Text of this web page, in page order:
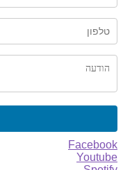
Facebook
Youtube